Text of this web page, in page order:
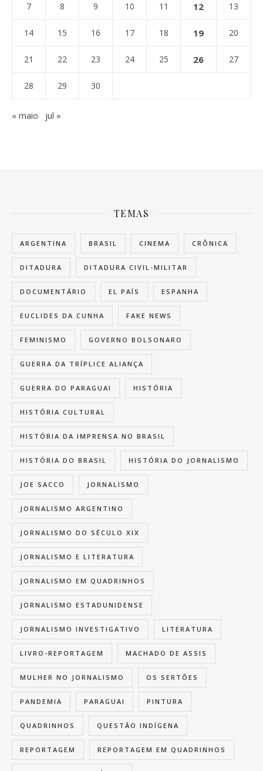
7 8 9 10 11 12 13
14 15 16 17 18 19 20
21 22 23 24 25 26 27
28 29 30
« maio jul »
TEMAS
ARGENTINA BRASIL CINEMA CRÔNICA
DITADURA DITADURA CIVIL-MILITAR
DOCUMENTÁRIO EL PAÍS ESPANHA
EUCLIDES DA CUNHA FAKE NEWS
FEMINISMO GOVERNO BOLSONARO
GUERRA DA TRÍPLICE ALIANÇA
GUERRA DO PARAGUAI HISTÓRIA
HISTÓRIA CULTURAL
HISTÓRIA DA IMPRENSA NO BRASIL
HISTÓRIA DO BRASIL HISTÓRIA DO JORNALISMO
JOE SACCO JORNALISMO
JORNALISMO ARGENTINO
JORNALISMO DO SÉCULO XIX
JORNALISMO E LITERATURA
JORNALISMO EM QUADRINHOS
JORNALISMO ESTADUNIDENSE
JORNALISMO INVESTIGATIVO LITERATURA
LIVRO-REPORTAGEM MACHADO DE ASSIS
MULHER NO JORNALISMO OS SERTÕES
PANDEMIA PARAGUAI PINTURA
QUADRINHOS QUESTÃO INDÍGENA
REPORTAGEM REPORTAGEM EM QUADRINHOS